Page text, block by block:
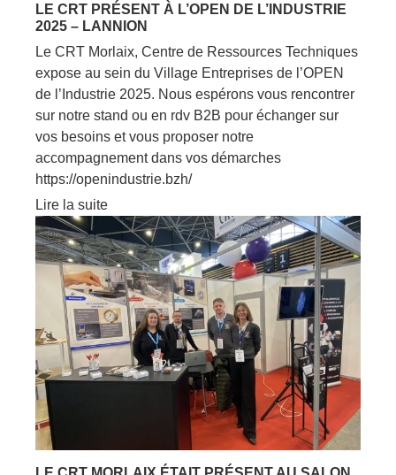
LE CRT PRÉSENT À L’OPEN DE L’INDUSTRIE
2025 – LANNION
Le CRT Morlaix, Centre de Ressources Techniques
expose au sein du Village Entreprises de l’OPEN
de l’Industrie 2025. Nous espérons vous rencontrer
sur notre stand ou en rdv B2B pour échanger sur
vos besoins et vous proposer notre
accompagnement dans vos démarches
https://openindustrie.bzh/
Lire la suite